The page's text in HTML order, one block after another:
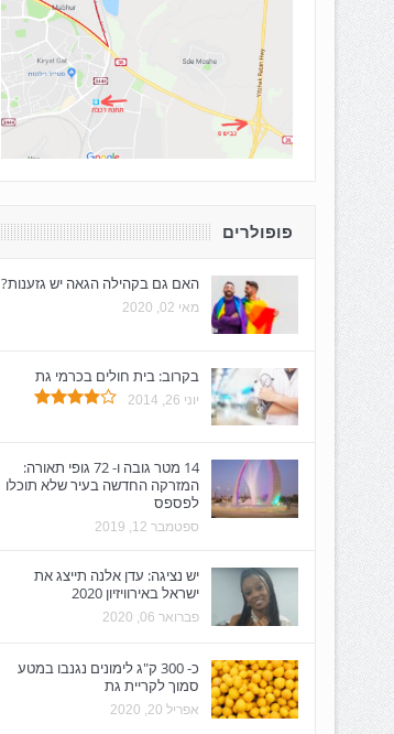
פופולרים
האם גם בקהילה הגאה יש גזענות?
מאי 02, 2020
בקרוב: בית חולים בכרמי גת
יוני 26, 2014
14 מטר גובה ו- 72 גופי תאורה:
המזרקה החדשה בעיר שלא תוכלו
לפספס
ספטמבר 12, 2019
יש נציגה: עדן אלנה תייצג את
ישראל באירוויזיון 2020
פברואר 06, 2020
כ- 300 ק"ג לימונים נגנבו במטע
סמוך לקריית גת
אפריל 20, 2020